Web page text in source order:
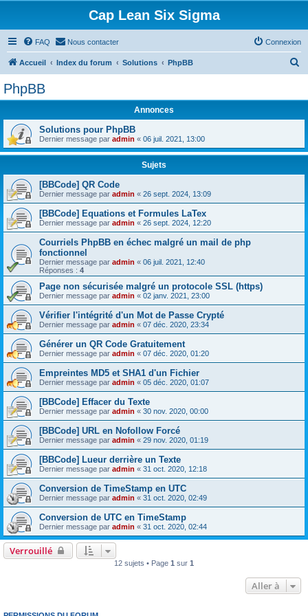
Cap Lean Six Sigma
FAQ Nous contacter Connexion
Accueil Index du forum Solutions PhpBB
h
PhpBB
Annonces
Solutions pour PhpBB
Dernier message par admin « 06 juil. 2021, 13:00
Sujets
[BBCode] QR Code
Dernier message par admin « 26 sept. 2024, 13:09
[BBCode] Equations et Formules LaTex
Dernier message par admin « 26 sept. 2024, 12:20
Courriels PhpBB en échec malgré un mail de php
fonctionnel
Dernier message par admin « 06 juil. 2021, 12:40
Réponses : 4
Page non sécurisée malgré un protocole SSL (https)
Dernier message par admin « 02 janv. 2021, 23:00
Vérifier l'intégrité d'un Mot de Passe Crypté
Dernier message par admin « 07 déc. 2020, 23:34
Générer un QR Code Gratuitement
Dernier message par admin « 07 déc. 2020, 01:20
Empreintes MD5 et SHA1 d'un Fichier
Dernier message par admin « 05 déc. 2020, 01:07
[BBCode] Effacer du Texte
Dernier message par admin « 30 nov. 2020, 00:00
[BBCode] URL en Nofollow Forcé
Dernier message par admin « 29 nov. 2020, 01:19
[BBCode] Lueur derrière un Texte
Dernier message par admin « 31 oct. 2020, 12:18
Conversion de TimeStamp en UTC
Dernier message par admin « 31 oct. 2020, 02:49
Conversion de UTC en TimeStamp
Dernier message par admin « 31 oct. 2020, 02:44
Verrouillé
12 sujets • Page 1 sur 1
Aller à